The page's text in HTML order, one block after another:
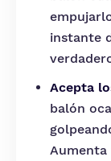
instante
Acepta
balón
Aumenta